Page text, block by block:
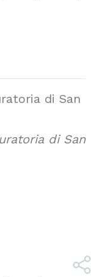
di San
di San